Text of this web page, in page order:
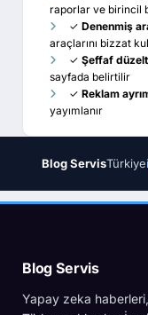
raporlar ve birincil
✓ Denenmiş
araçlarını bizzat
✓ Şeffaf
sayfada belirtilir
✓ Reklam
yayımlanır
Blog ServisTürkiye
Blog Servis
Yapay zeka